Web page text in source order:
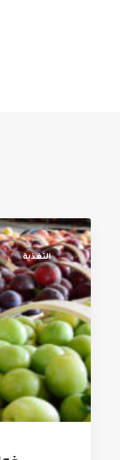
التغذية